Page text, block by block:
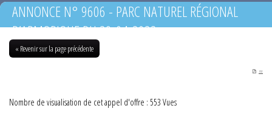
ANNONCE N° 9606 - PARC NATUREL RÉGIONAL
D’ARMORIQUE DU 29-04-2022
« Revenir sur la page précédente
PDF
Nombre de visualisation de cet appel d'offre : 553 Vues